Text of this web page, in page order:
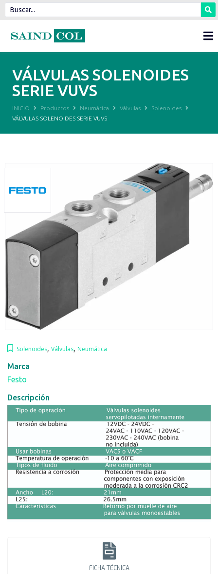
VÁLVULAS SOLENOIDES
SERIE VUVS
INICIO Productos Neumática Válvulas
Solenoides
VÁLVULAS SOLENOIDES SERIE VUVS
Solenoides, Válvulas, Neumática
Marca
Festo
Descripción
FICHA TÉCNICA